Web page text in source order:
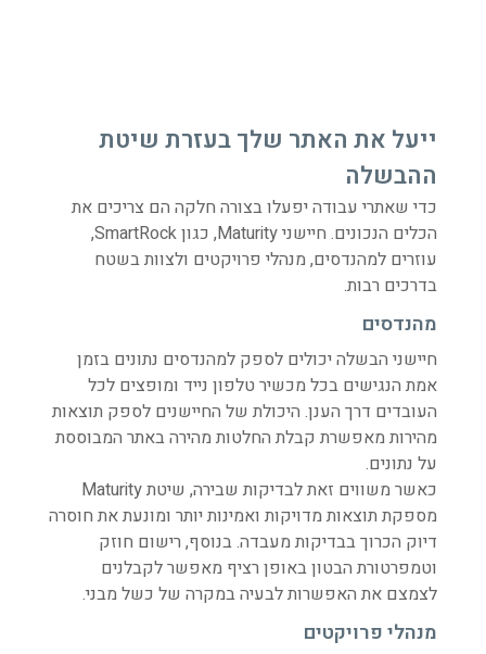
ייעל את האתר שלך בעזרת שיטת
ההבשלה
כדי שאתרי עבודה יפעלו בצורה חלקה הם צריכים את
הכלים הנכונים. חיישני Maturity, כגון SmartRock,
עוזרים למהנדסים, מנהלי פרויקטים ולצוות בשטח
בדרכים רבות.
מהנדסים
חיישני הבשלה יכולים לספק למהנדסים נתונים בזמן
אמת הנגישים בכל מכשיר טלפון נייד ומופצים לכל
העובדים דרך הענן. היכולת של החיישנים לספק תוצאות
מהירות מאפשרת קבלת החלטות מהירה באתר המבוססת
על נתונים.
כאשר משווים זאת לבדיקות שבירה, שיטת Maturity
מספקת תוצאות מדויקות ואמינות יותר ומונעת את חוסרה
דיוק הכרוך בבדיקות מעבדה. בנוסף, רישום חוזק
וטמפרטורת הבטון באופן רציף מאפשר לקבלנים
לצמצם את האפשרות לבעיה במקרה של כשל מבני.
מנהלי פרויקטים